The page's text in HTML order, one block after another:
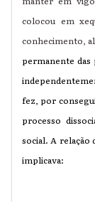
colocou em
conhecimento,
permanente
fez, por
processo
social. A relação
implicava: